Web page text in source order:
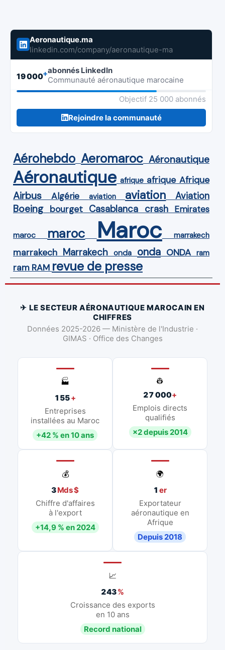
Aeronautique.ma
linkedin.com/company/aeronautique-ma
19 000+abonnés LinkedIn
Communauté aéronautique marocaine
Objectif 25 000 abonnés
Rejoindre la communauté
Aérohebdo Aeromaroc Aéronautique
Aéronautique afrique afrique Afrique
Airbus Algérie aviation aviation Aviation
Boeing bourget Casablanca crash Emirates
maroc maroc Maroc marrakech
marrakech Marrakech onda onda ONDA ram
ram RAM revue de presse
✈ LE SECTEUR AÉRONAUTIQUE MAROCAIN EN
CHIFFRES
Données 2025-2026 — Ministère de l'Industrie ·
GIMAS · Office des Changes
🏭
155+
Entreprises
installées au Maroc
+42 % en 10 ans
👷
27 000+
Emplois directs
qualifiés
×2 depuis 2014
💰
3Mds $
Chiffre d'affaires
à l'export
+14,9 % en 2024
🌍
1 er
Exportateur
aéronautique en
Afrique
Depuis 2018
📈
243%
Croissance des exports
en 10 ans
Record national